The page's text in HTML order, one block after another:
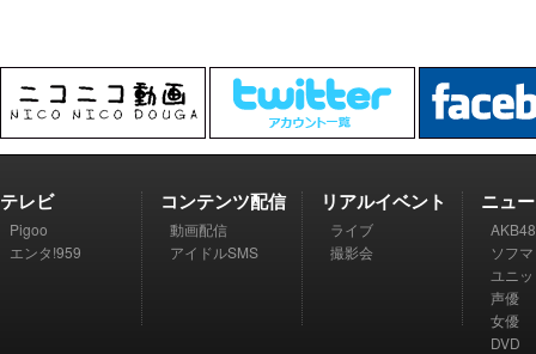
テレビ
Pigoo
エンタ!959
コンテンツ配信
動画配信
アイドルSMS
リアルイベント
ライブ
撮影会
ニュ
AKB48
ソフ
ユニ
声優
女優
DVD